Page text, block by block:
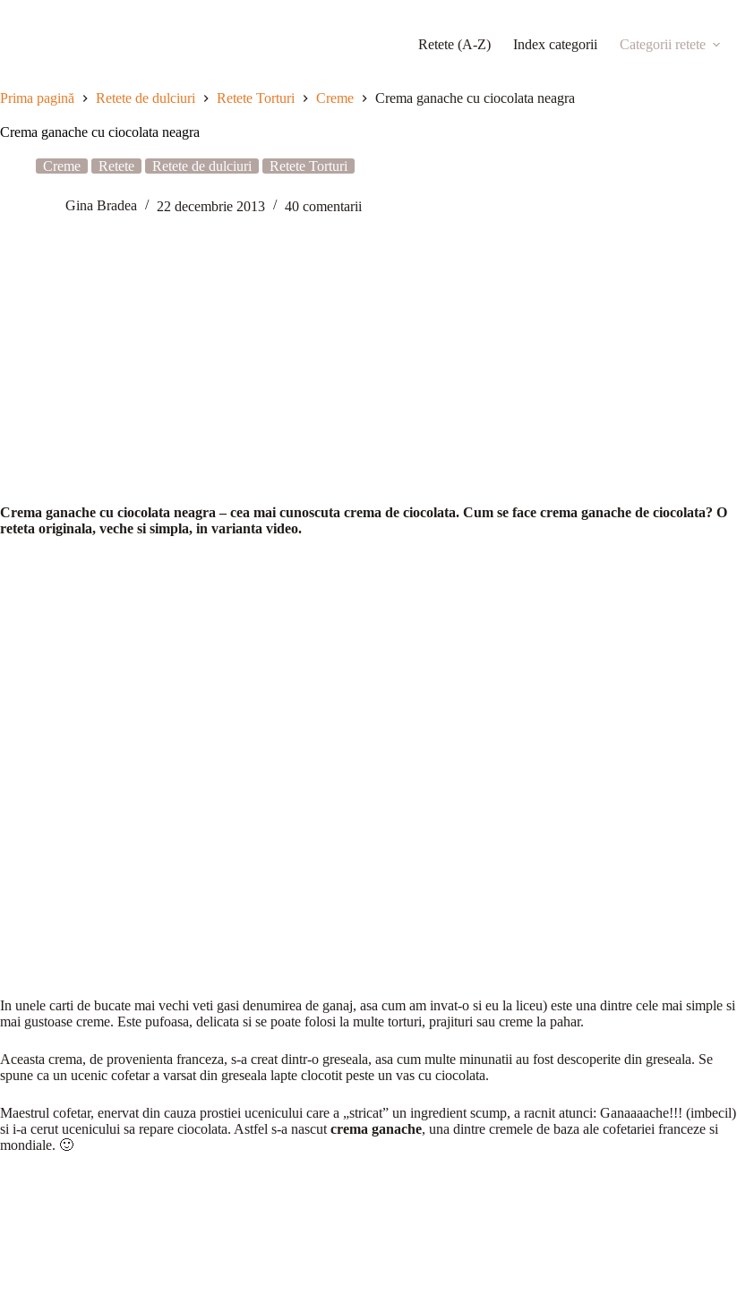
Retete (A-Z) Index categorii Categorii retete
Prima pagină Retete de dulciuri Retete Torturi Creme Crema ganache cu ciocolata neagra
Crema ganache cu ciocolata neagra
Creme Retete Retete de dulciuri Retete Torturi
Gina Bradea 22 decembrie 2013 40 comentarii
Crema ganache cu ciocolata neagra – cea mai cunoscuta crema de ciocolata. Cum se face crema ganache de ciocolata? O
reteta originala, veche si simpla, in varianta video.
In unele carti de bucate mai vechi veti gasi denumirea de ganaj, asa cum am invat-o si eu la liceu) este una dintre cele mai simple si
mai gustoase creme. Este pufoasa, delicata si se poate folosi la multe torturi, prajituri sau creme la pahar.
Aceasta crema, de provenienta franceza, s-a creat dintr-o greseala, asa cum multe minunatii au fost descoperite din greseala. Se
spune ca un ucenic cofetar a varsat din greseala lapte clocotit peste un vas cu ciocolata.
Maestrul cofetar, enervat din cauza prostiei ucenicului care a „stricat” un ingredient scump, a racnit atunci: Ganaaaache!!! (imbecil)
si i-a cerut ucenicului sa repare ciocolata. Astfel s-a nascut crema ganache, una dintre cremele de baza ale cofetariei franceze si
mondiale. 🙂